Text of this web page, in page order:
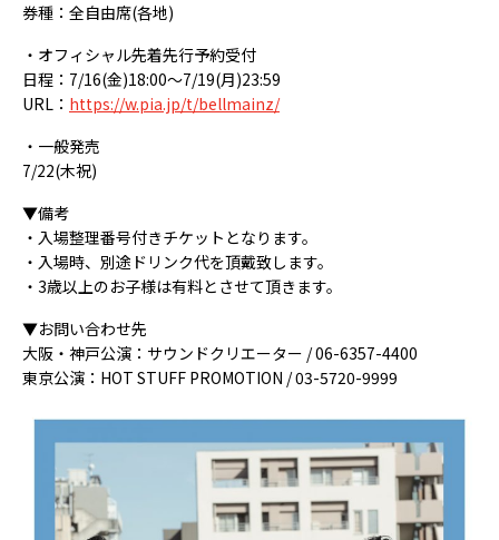
券種：全自由席(各地)
・オフィシャル先着先行予約受付
日程：7/16(金)18:00〜7/19(月)23:59
URL： https://w.pia.jp/t/bellmainz/
・一般発売
7/22(木祝)
▼備考
・入場整理番号付きチケットとなります。
・入場時、別途ドリンク代を頂戴致します。
・3歳以上のお子様は有料とさせて頂きます。
▼お問い合わせ先
大阪・神戸公演：サウンドクリエーター / 06-6357-4400
東京公演：HOT STUFF PROMOTION / 03-5720-9999